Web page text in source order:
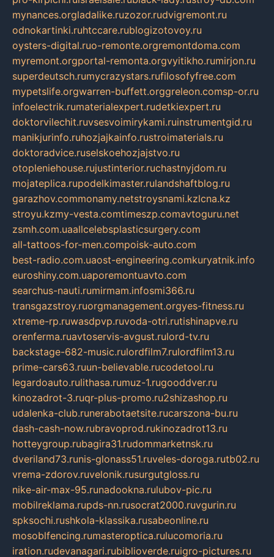
mynances.orgladalike.ruzozor.rudvigremont.ru
odnokartinki.ruhtccare.rublogizotovoy.ru
oysters-digital.ruo-remonte.orgremontdoma.com
myremont.orgportal-remonta.orgvyitikho.rumirjon.ru
superdeutsch.rumycrazystars.rufilosofyfree.com
mypetslife.orgwarren-buffett.orggreleon.comsp-or.ru
infoelectrik.rumaterialexpert.rudetkiexpert.ru
doktorvilechit.ruvsesvoimirykami.ruinstrumentgid.ru
manikjurinfo.ruhozjajkainfo.rustroimaterials.ru
doktoradvice.ruselskoehozjajstvo.ru
otopleniehouse.rujustinterior.ruchastnyjdom.ru
mojateplica.rupodelkimaster.rulandshaftblog.ru
garazhov.commonamy.netstroysnami.kzlcna.kz
stroyu.kzmy-vesta.comtimeszp.comavtoguru.net
zsmh.com.uaallcelebsplasticsurgery.com
all-tattoos-for-men.compoisk-auto.com
best-radio.com.uaost-engineering.comkuryatnik.info
euroshiny.com.uaporemontuavto.com
searchus-nauti.rumirmam.infosmi366.ru
transgazstroy.ruorgmanagement.orgyes-fitness.ru
xtreme-rp.ruwasdpvp.ruvoda-otri.rutishinapve.ru
orenferma.ruavtoservis-avgust.rulord-tv.ru
backstage-682-music.rulordfilm7.rulordfilm13.ru
prime-cars63.ruun-believable.rucodetool.ru
legardoauto.rulithasa.rumuz-1.rugooddver.ru
kinozadrot-3.ruqr-plus-promo.ru2shizashop.ru
udalenka-club.runerabotaetsite.rucarszona-bu.ru
dash-cash-now.rubravoprod.rukinozadrot13.ru
hotteygroup.rubagira31.rudommarketnsk.ru
dveriland73.runis-glonass51.ruveles-doroga.rutb02.ru
vrema-zdorov.ruvelonik.rusurgutgloss.ru
nike-air-max-95.runadookna.rulubov-pic.ru
mobilreklama.rupds-nn.rusocrat2000.ruvgurin.ru
spksochi.rushkola-klassika.rusabeonline.ru
mosoblfencing.rumasteroptica.rulucomoria.ru
iration.rudevanagari.rubiblioverde.ruigro-pictures.ru